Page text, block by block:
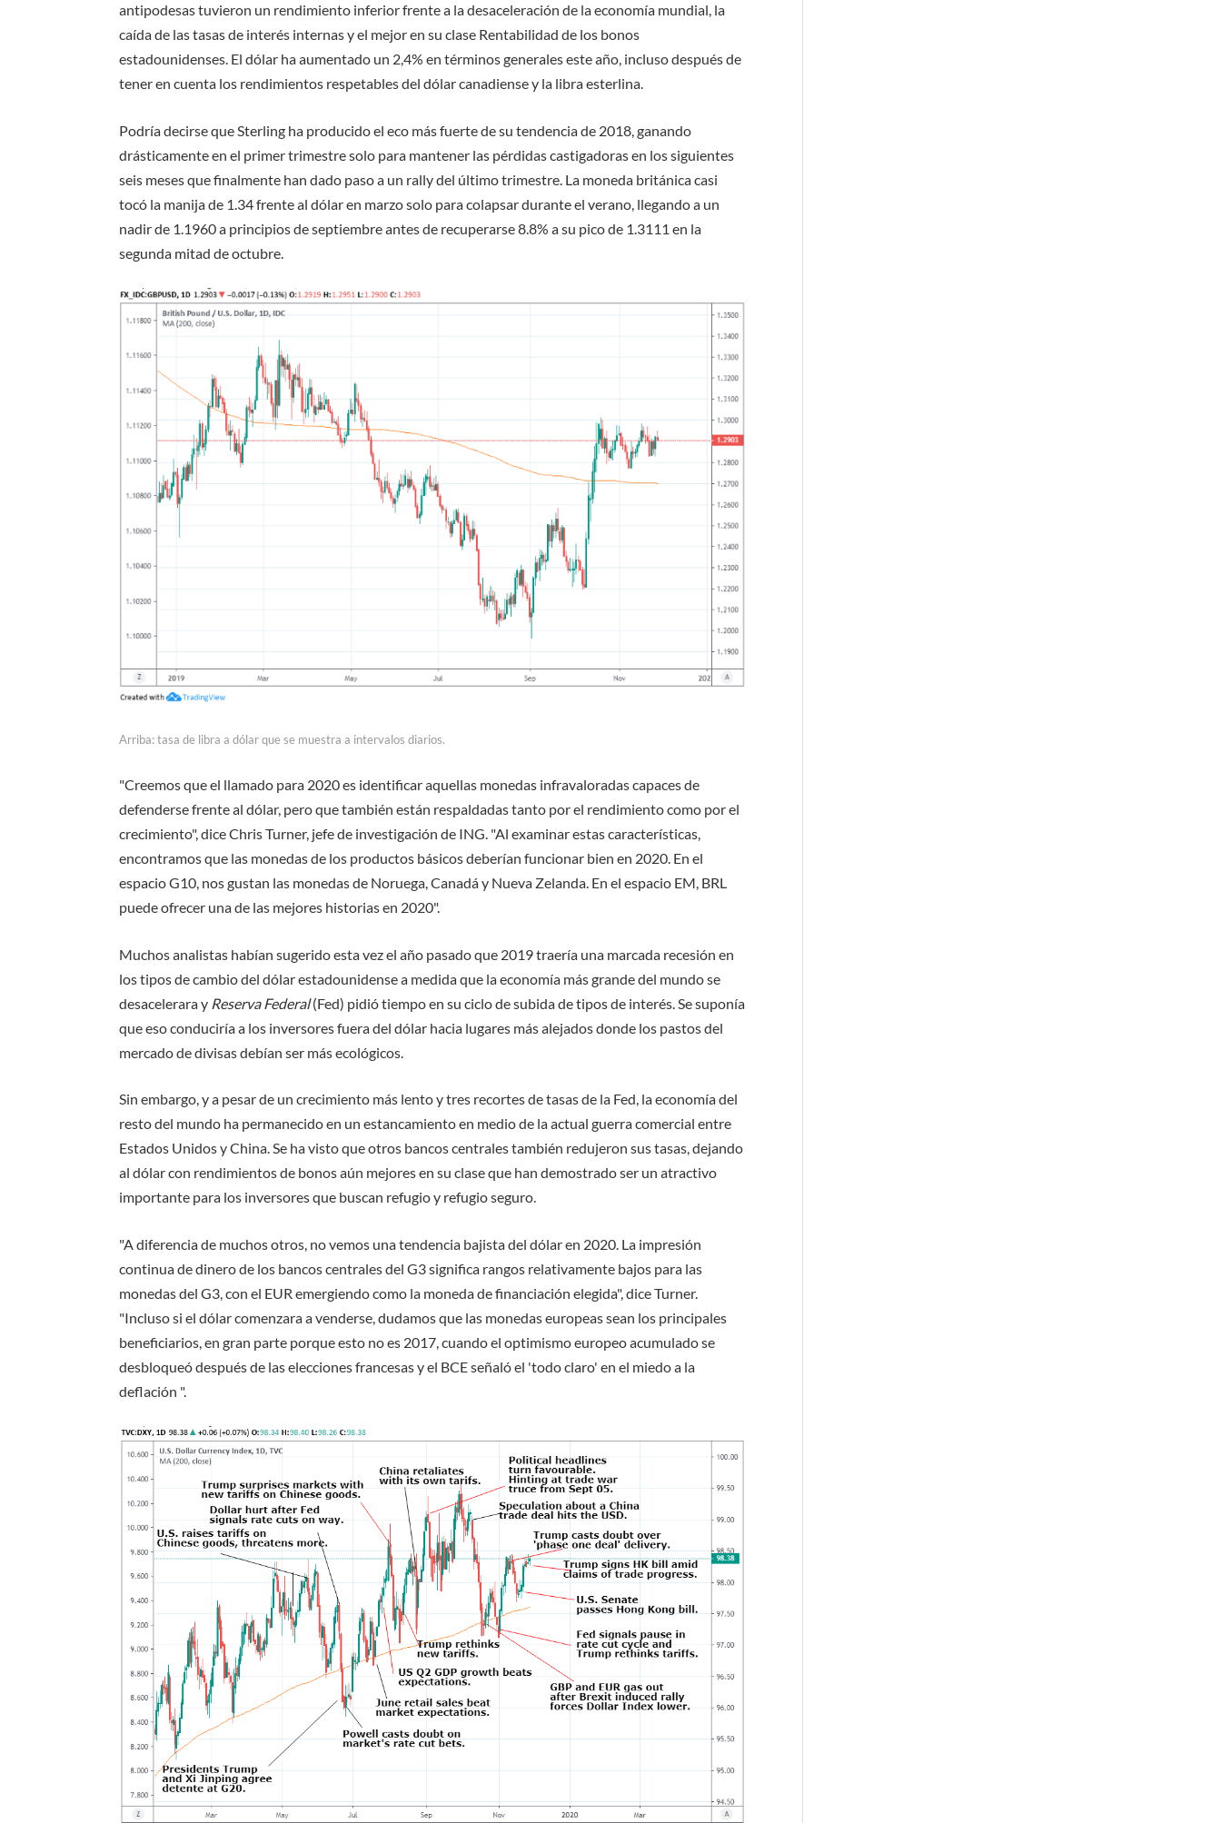
antipodesas tuvieron un rendimiento inferior frente a la desaceleración de la economía mundial, la
caída de las tasas de interés internas y el mejor en su clase Rentabilidad de los bonos
estadounidenses. El dólar ha aumentado un 2,4% en términos generales este año, incluso después de
tener en cuenta los rendimientos respetables del dólar canadiense y la libra esterlina.
Podría decirse que Sterling ha producido el eco más fuerte de su tendencia de 2018, ganando
drásticamente en el primer trimestre solo para mantener las pérdidas castigadoras en los siguientes
seis meses que finalmente han dado paso a un rally del último trimestre. La moneda británica casi
tocó la manija de 1.34 frente al dólar en marzo solo para colapsar durante el verano, llegando a un
nadir de 1.1960 a principios de septiembre antes de recuperarse 8.8% a su pico de 1.3111 en la
segunda mitad de octubre.
Arriba: tasa de libra a dólar que se muestra a intervalos diarios.
"Creemos que el llamado para 2020 es identificar aquellas monedas infravaloradas capaces de
defenderse frente al dólar, pero que también están respaldadas tanto por el rendimiento como por el
crecimiento", dice Chris Turner, jefe de investigación de ING. "Al examinar estas características,
encontramos que las monedas de los productos básicos deberían funcionar bien en 2020. En el
espacio G10, nos gustan las monedas de Noruega, Canadá y Nueva Zelanda. En el espacio EM, BRL
puede ofrecer una de las mejores historias en 2020".
Muchos analistas habían sugerido esta vez el año pasado que 2019 traería una marcada recesión en
los tipos de cambio del dólar estadounidense a medida que la economía más grande del mundo se
desacelerara y Reserva Federal(Fed) pidió tiempo en su ciclo de subida de tipos de interés. Se suponía
que eso conduciría a los inversores fuera del dólar hacia lugares más alejados donde los pastos del
mercado de divisas debían ser más ecológicos.
Sin embargo, y a pesar de un crecimiento más lento y tres recortes de tasas de la Fed, la economía del
resto del mundo ha permanecido en un estancamiento en medio de la actual guerra comercial entre
Estados Unidos y China. Se ha visto que otros bancos centrales también redujeron sus tasas, dejando
al dólar con rendimientos de bonos aún mejores en su clase que han demostrado ser un atractivo
importante para los inversores que buscan refugio y refugio seguro.
"A diferencia de muchos otros, no vemos una tendencia bajista del dólar en 2020. La impresión
continua de dinero de los bancos centrales del G3 significa rangos relativamente bajos para las
monedas del G3, con el EUR emergiendo como la moneda de financiación elegida", dice Turner.
"Incluso si el dólar comenzara a venderse, dudamos que las monedas europeas sean los principales
beneficiarios, en gran parte porque esto no es 2017, cuando el optimismo europeo acumulado se
desbloqueó después de las elecciones francesas y el BCE señaló el 'todo claro' en el miedo a la
deflación ".